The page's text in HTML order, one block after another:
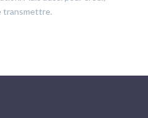
transmettre.